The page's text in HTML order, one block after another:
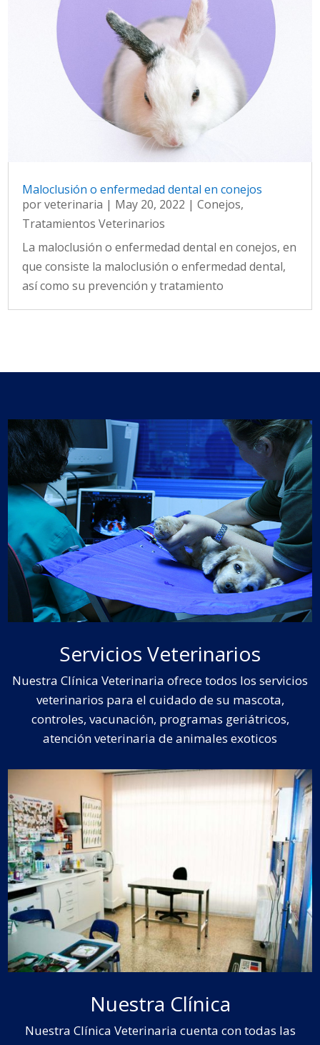
Maloclusión o enfermedad dental en conejos
porveterinaria | May 20, 2022 |Conejos,
Tratamientos Veterinarios
La maloclusión o enfermedad dental en conejos, en
que consiste la maloclusión o enfermedad dental,
así como su prevención y tratamiento
Servicios Veterinarios
Nuestra Clínica Veterinaria ofrece todos los servicios
veterinarios para el cuidado de su mascota,
controles, vacunación, programas geriátricos,
atención veterinaria de animales exoticos
Nuestra Clínica
Nuestra Clínica Veterinaria cuenta con todas las